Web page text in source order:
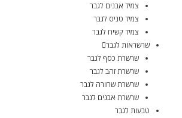
צמיד אבנים לגבר
צמיד טניס לגבר
צמיד קשיח לגבר
שרשראות לגבר
שרשרת כסף לגבר
שרשרת זהב לגבר
שרשרת שחורה לגבר
שרשרת אבנים לגבר
טבעות לגבר